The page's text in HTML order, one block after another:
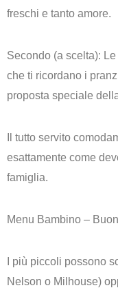
freschi e tanto amore.
Secondo (a scelta): Le
che ti ricordano i
proposta speciale
Il tutto servito
esattamente come
famiglia.
Menu Bambino –
I più piccoli possono
Nelson o Milhouse)